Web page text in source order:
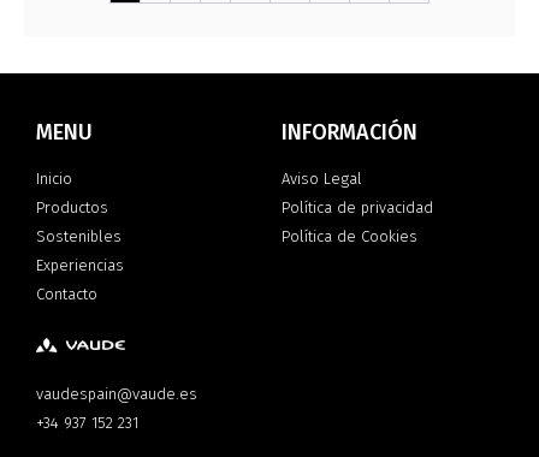
MENU
Inicio
Productos
Sostenibles
Experiencias
Contacto
INFORMACIÓN
Aviso Legal
Política de privacidad
Política de Cookies
vaudespain@vaude.es
+34 937 152 231